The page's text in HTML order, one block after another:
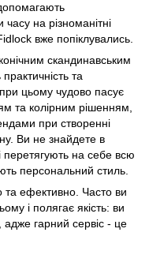
на різноманітні
вже попіклувались.
скандинавським
та
при цьому чудово пасує
та колірним рішенням,
при створенні
Ви не знайдете в
перетягують на себе всю
персональний стиль.
та ефективно. Часто ви
і полягає якість: ви
адже гарний сервіс - це